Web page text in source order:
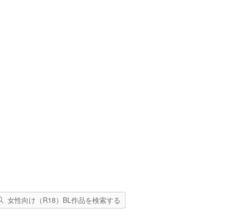
女性向け（R18）BL作品を検索する